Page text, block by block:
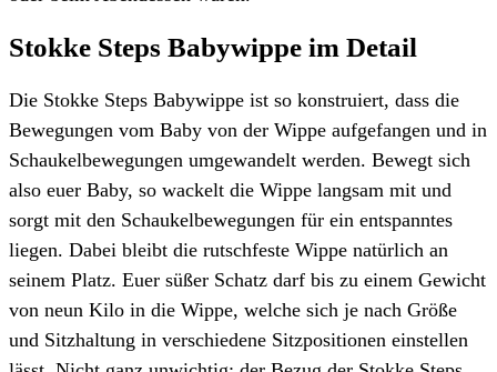
Stokke Steps Babywippe im Detail
Die Stokke Steps Babywippe ist so konstruiert, dass die
Bewegungen vom Baby von der Wippe aufgefangen und in
Schaukelbewegungen umgewandelt werden. Bewegt sich
also euer Baby, so wackelt die Wippe langsam mit und
sorgt mit den Schaukelbewegungen für ein entspanntes
liegen. Dabei bleibt die rutschfeste Wippe natürlich an
seinem Platz. Euer süßer Schatz darf bis zu einem Gewicht
von neun Kilo in die Wippe, welche sich je nach Größe
und Sitzhaltung in verschiedene Sitzpositionen einstellen